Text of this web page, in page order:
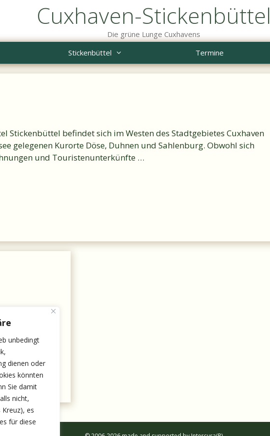
unbedingt
dienen oder
könnten
Sie damit
nicht,
es
für diese
Cuxhaven-Stickenbüttel
Die grüne Lunge Cuxhavens
Stickenbüttel Termine
Stickenbüttel befindet sich im Westen des Stadtgebietes Cuxhaven
gelegenen Kurorte Döse, Duhnen und Sahlenburg. Obwohl sich
und Touristenunterkünfte …